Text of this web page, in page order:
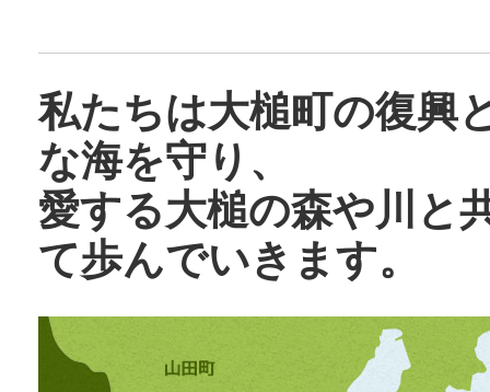
私たちは大槌町の復興
な海を守り、
愛する大槌の森や川と
て歩んでいきます。